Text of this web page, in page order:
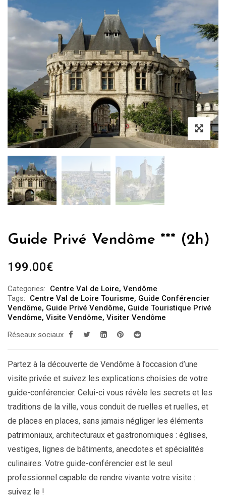
Guide Privé Vendôme *** (2h)
199.00€
Categories: Centre Val de Loire, Vendôme
Tags:
Centre Val de Loire Tourisme, Guide Conférencier
Vendôme, Guide Privé Vendôme, Guide Touristique Privé
Vendôme, Visite Vendôme, Visiter Vendôme
Réseaux sociaux
Partez à la découverte de Vendôme à l’occasion d’une
visite privée et suivez les explications choisies de votre
guide-conférencier. Celui-ci vous révèle les secrets et les
traditions de la ville, vous conduit de ruelles et ruelles, et
de places en places, sans jamais négliger les éléments
patrimoniaux, architecturaux et gastronomiques : églises,
vestiges, lignes de bâtiments, anecdotes et spécialités
culinaires. Votre guide-conférencier est le seul
professionnel capable de rendre vivante votre visite :
suivez le !